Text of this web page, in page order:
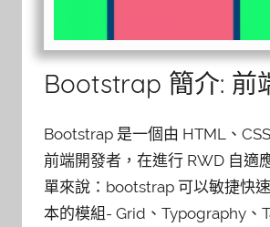
Bootstrap 簡介: 前
Bootstrap 是一個由 HTML、
前端開發者，在進行 RWD 自適
單來說：bootstrap 可以敏捷快
本的模組- Grid、Typography、